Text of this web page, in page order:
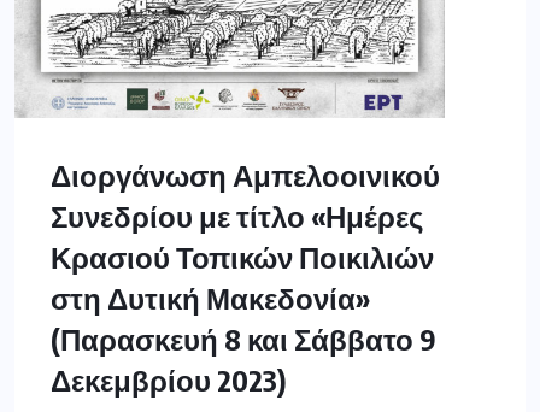
Διοργάνωση Αμπελοοινικού
Συνεδρίου με τίτλο «Ημέρες
Κρασιού Τοπικών Ποικιλιών
στη Δυτική Μακεδονία»
(Παρασκευή 8 και Σάββατο 9
Δεκεμβρίου 2023)